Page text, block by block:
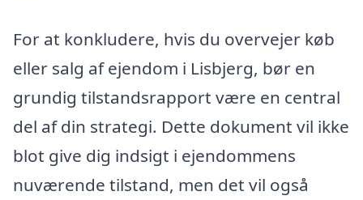
For at konkludere, hvis du overvejer køb
eller salg af ejendom i Lisbjerg, bør en
grundig tilstandsrapport være en central
del af din strategi. Dette dokument vil ikke
blot give dig indsigt i ejendommens
nuværende tilstand, men det vil også